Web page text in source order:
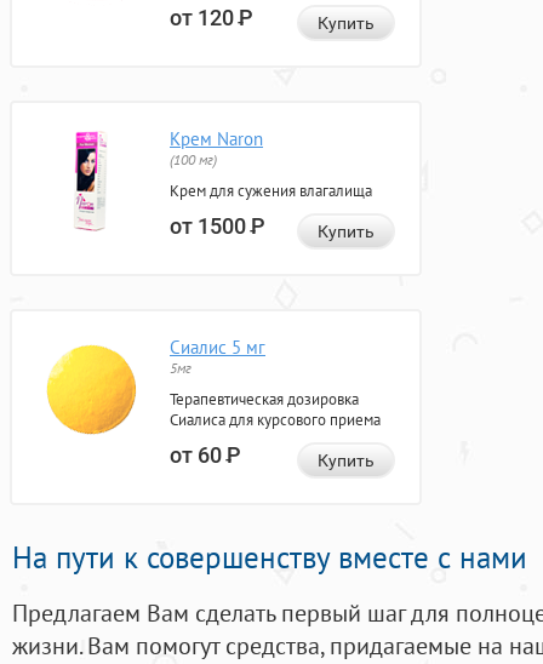
от 120Р Купить
Крем Naron
(100 мг)
Крем для сужения влагалища
от 1500Р Купить
Сиалис 5 мг
5мг
Терапевтическая дозировка
Сиалиса для курсового приема
от 60Р Купить
На пути к совершенству вместе с нами
Предлагаем Вам сделать первый шаг для
жизни. Вам помогут средства, придагаемые на